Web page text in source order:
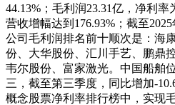
44.13%；毛利润23.31亿，净利率
营收增幅达到176.93%；截至
公司毛利润排名前十顺次是：海
份、大华股份、汇川手艺、鹏鼎
韦尔股份、富家激光。中国船舶
三，截至第三季度，同比增加-
概念股票净利率排行榜中，实现